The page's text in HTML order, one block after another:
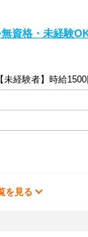
無資格・未経験
未経験者】時給
を見る